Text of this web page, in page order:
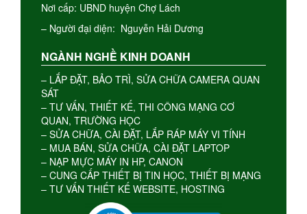
Nơi cấp: UBND huyện Chợ Lách
– Người đại diện: Nguyễn Hải Dương
NGÀNH NGHỀ KINH DOANH
– LẮP ĐẶT, BẢO TRÌ, SỬA CHỮA CAMERA QUAN
SÁT
– TƯ VẤN, THIẾT KẾ, THI CÔNG MẠNG CƠ
QUAN, TRƯỜNG HỌC
– SỬA CHỮA, CÀI ĐẶT, LẮP RÁP MÁY VI TÍNH
– MUA BÁN, SỬA CHỮA, CÀI ĐẶT LAPTOP
– NẠP MỰC MÁY IN HP, CANON
– CUNG CẤP THIẾT BỊ TIN HỌC, THIẾT BỊ MẠNG
– TƯ VẤN THIẾT KẾ WEBSITE, HOSTING